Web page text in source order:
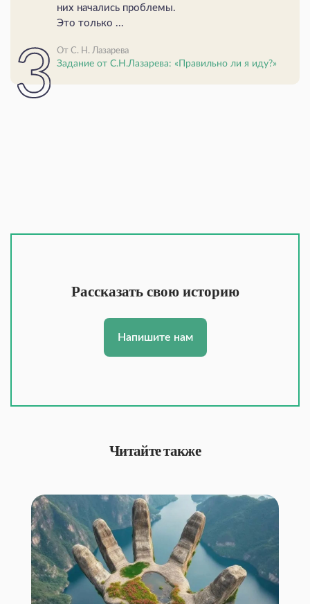
них начались проблемы.
Это только ...
От С. Н. Лазарева
Задание от С.Н.Лазарева: «Правильно ли я иду?»
Рассказать свою историю
Напишите нам
Читайте также